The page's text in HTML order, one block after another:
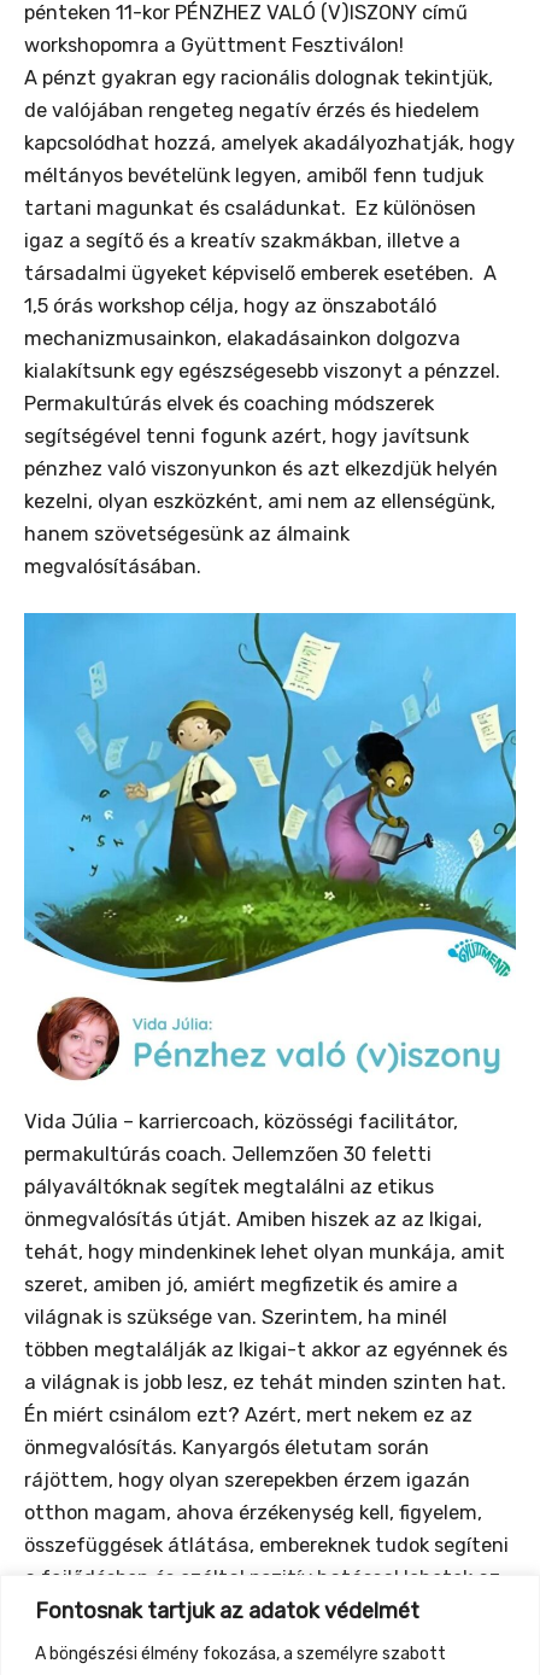
Fontosnak tartjuk az adatok védelmét
A böngészési élmény fokozása, a személyre szabott
pénteken 11-kor PÉNZHEZ VALÓ (V)ISZONY című
workshopomra a Gyüttment Fesztiválon!
A pénzt gyakran egy racionális dolognak tekintjük,
de valójában rengeteg negatív érzés és hiedelem
kapcsolódhat hozzá, amelyek akadályozhatják, hogy
méltányos bevételünk legyen, amiből fenn tudjuk
tartani magunkat és családunkat. Ez különösen
igaz a segítő és a kreatív szakmákban, illetve a
társadalmi ügyeket képviselő emberek esetében. A
1,5 órás workshop célja, hogy az önszabotáló
mechanizmusainkon, elakadásainkon dolgozva
kialakítsunk egy egészségesebb viszonyt a pénzzel.
Permakultúrás elvek és coaching módszerek
segítségével tenni fogunk azért, hogy javítsunk
pénzhez való viszonyunkon és azt elkezdjük helyén
kezelni, olyan eszközként, ami nem az ellenségünk,
hanem szövetségesünk az álmaink
megvalósításában.
Vida Júlia – karriercoach, közösségi facilitátor,
permakultúrás coach. Jellemzően 30 feletti
pályaváltóknak segítek megtalálni az etikus
önmegvalósítás útját. Amiben hiszek az az Ikigai,
tehát, hogy mindenkinek lehet olyan munkája, amit
szeret, amiben jó, amiért megfizetik és amire a
világnak is szüksége van. Szerintem, ha minél
többen megtalálják az Ikigai-t akkor az egyénnek és
a világnak is jobb lesz, ez tehát minden szinten hat.
Én miért csinálom ezt? Azért, mert nekem ez az
önmegvalósítás. Kanyargós életutam során
rájöttem, hogy olyan szerepekben érzem igazán
otthon magam, ahova érzékenység kell, figyelem,
összefüggések átlátása, embereknek tudok segíteni
a fejlődésben és ezáltal pozitív hatással lehetek az
életükre. Coachságom tehát egyszerre jó nekem és a
kliensnek is. Ha szeretnél többet megtudni rólam,